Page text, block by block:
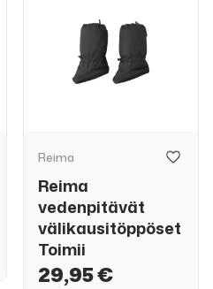
Reima
Reima
vedenpitävät
välikausitöppöset
Toimii
29,95 €